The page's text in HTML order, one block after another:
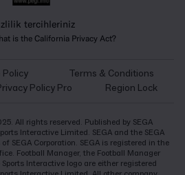
tercihleriniz
is the California Privacy Act?
Policy
Terms & Conditions
Policy Pro Region Lock
All rights reserved. Published by SEGA
Interactive Limited. SEGA and the SEGA
SEGA Corporation. SEGA is registered in the
Football Manager, the Football Manager
Interactive logo are either registered